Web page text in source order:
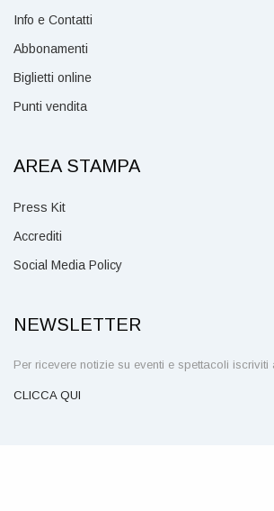
Info e Contatti
Abbonamenti
Biglietti online
Punti vendita
AREA STAMPA
Press Kit
Accrediti
Social Media Policy
NEWSLETTER
Per ricevere notizie su eventi e spettacoli iscriviti
CLICCA QUI